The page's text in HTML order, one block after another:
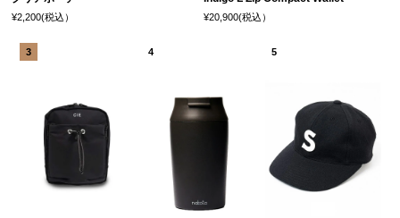
¥2,200(税込） ¥20,900(税込）